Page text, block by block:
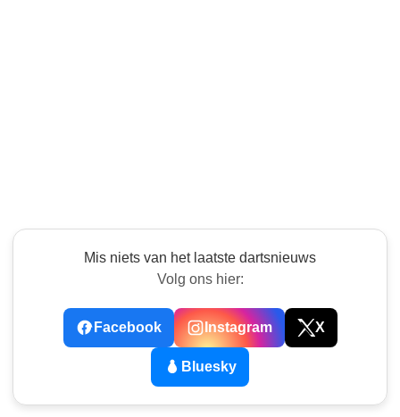
Mis niets van het laatste dartsnieuws
Volg ons hier:
Facebook Instagram X
Bluesky